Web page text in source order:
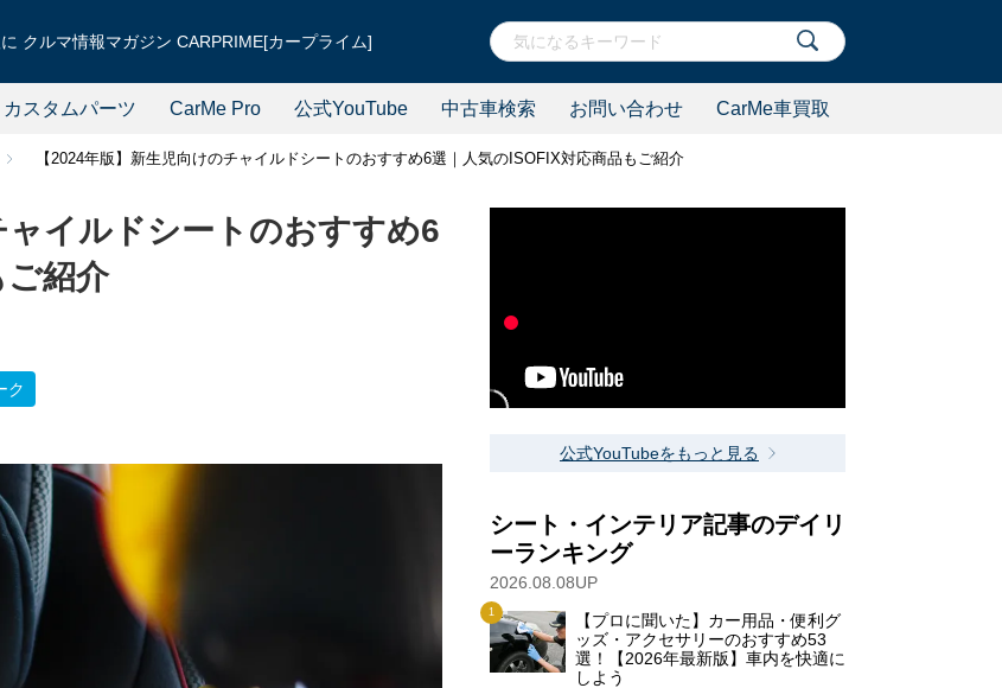
クルマ情報マガジン CARPRIME[カープライム]
カスタムパーツ CarMe Pro 公式YouTube 中古車検索 お問い合わせ CarMe車買取
【2024年版】新生児向けのチャイルドシートのおすすめ6選｜人気のISOFIX対応商品もご紹介
ャイルドシートのおすすめ6
ご紹介
ク
公式YouTubeをもっと見る
シート・インテリア記事のデイリ
ーランキング
2026.08.08UP
【プロに聞いた】カー用品・便利グ
ッズ・アクセサリーのおすすめ53
選！【2026年最新版】車内を快適に
しよう